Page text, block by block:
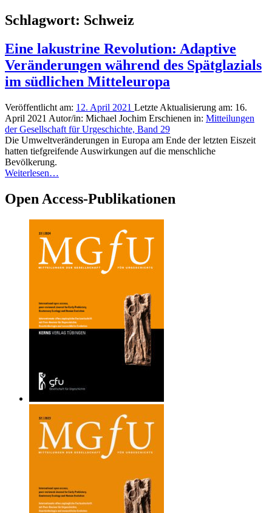
Schlagwort: Schweiz
Eine lakustrine Revolution: Adaptive
Veränderungen während des Spätglazials
im südlichen Mitteleuropa
Veröffentlicht am: 12. April 2021 Letzte Aktualisierung am: 16.
April 2021 Autor/in: Michael Jochim Erschienen in: Mitteilungen
der Gesellschaft für Urgeschichte, Band 29
Die Umweltveränderungen in Europa am Ende der letzten Eiszeit
hatten tiefgreifende Auswirkungen auf die menschliche
Bevölkerung.
Weiterlesen…
Open Access-Publikationen